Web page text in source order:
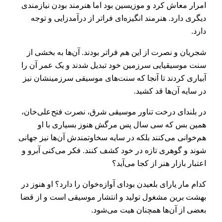
امرار معاش کرد و موزیسین بود اما هنرمند بودن نیازمندی
دیگری دارد. هنرمند انگیزه‌ای فراتر از درآمدزایی و توجه
دارد.
شجریان و نصرت از این هم فراتر بودند. آن‌ها به بخشی از
سنت موسیقیایی سرزمین خود تبدیل شدند و یک عمر آن را
آبیاری کردند تا آنجا که سنت‌‌های موسیقی سرزمینشان نیز
در سایه آن‌ها قد کشید.
در بلندای درخت تناور موسیقی شرق، نصرت فتح‌علی‌خان،
همین بس که سی سال پس مرگش هنوز بسیاری با او
هم‌خوانی می‌کنند بلکه در سایه سخاوتمندش آن‌ها نیز جهانی
شوند و گوهری تازه در خود کشف کنند. فکر می‌کنی آبرو و
اعتبار بازار هنر از کجا می‌آید؟
کدام مار یارای بلعیدن بودای آوازه‌خوان را دارد؟ او هنوز در
بهشت برین مشغول تولید و انتشار موسیقی است و از قضا
بعضی از آن‌ها همچنان هیت می‌شود.